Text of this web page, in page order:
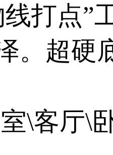
物线打
。超硬
\客厅\